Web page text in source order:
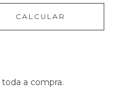
CALCULAR
a compra.